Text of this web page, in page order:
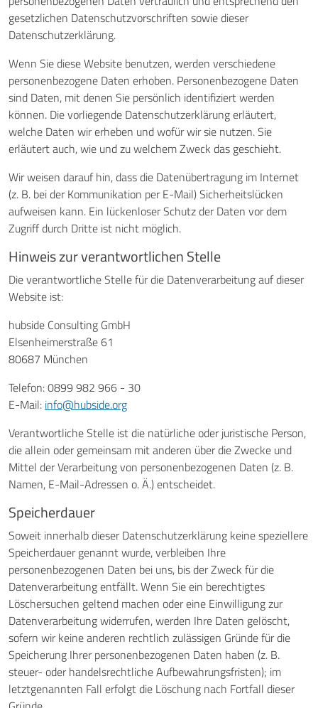
gesetzlichen Datenschutzvorschriften sowie dieser
Datenschutzerklärung.
Wenn Sie diese Website benutzen, werden verschiedene
personenbezogene Daten erhoben. Personenbezogene Daten
sind Daten, mit denen Sie persönlich identifiziert werden
können. Die vorliegende Datenschutzerklärung erläutert,
welche Daten wir erheben und wofür wir sie nutzen. Sie
erläutert auch, wie und zu welchem Zweck das geschieht.
Wir weisen darauf hin, dass die Datenübertragung im Internet
(z. B. bei der Kommunikation per E-Mail) Sicherheitslücken
aufweisen kann. Ein lückenloser Schutz der Daten vor dem
Zugriff durch Dritte ist nicht möglich.
Hinweis zur verantwortlichen Stelle
Die verantwortliche Stelle für die Datenverarbeitung auf dieser
Website ist:
hubside Consulting GmbH
Elsenheimerstraße 61
80687 München
Telefon: 0899 982 966 - 30
E-Mail: info@hubside.org
Verantwortliche Stelle ist die natürliche oder juristische Person,
die allein oder gemeinsam mit anderen über die Zwecke und
Mittel der Verarbeitung von personenbezogenen Daten (z. B.
Namen, E-Mail-Adressen o. Ä.) entscheidet.
Speicherdauer
Soweit innerhalb dieser Datenschutzerklärung keine speziellere
Speicherdauer genannt wurde, verbleiben Ihre
personenbezogenen Daten bei uns, bis der Zweck für die
Datenverarbeitung entfällt. Wenn Sie ein berechtigtes
Löschersuchen geltend machen oder eine Einwilligung zur
Datenverarbeitung widerrufen, werden Ihre Daten gelöscht,
sofern wir keine anderen rechtlich zulässigen Gründe für die
Speicherung Ihrer personenbezogenen Daten haben (z. B.
steuer- oder handelsrechtliche Aufbewahrungsfristen); im
letztgenannten Fall erfolgt die Löschung nach Fortfall dieser